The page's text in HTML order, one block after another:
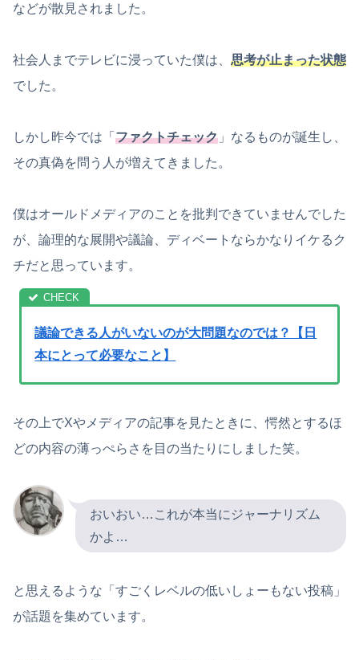
などが散見されました。
社会人までテレビに浸っていた僕は、 思考が止まった状態
でした。
しかし昨今では「 ファクトチェック 」なるものが誕生し、
その真偽を問う人が増えてきました。
僕はオールドメディアのことを批判できていませんでした
が、論理的な展開や議論、ディベートならかなりイケるク
チだと思っています。
議論できる人がいないのが大問題なのでは？【日
本にとって必要なこと】
その上でXやメディアの記事を見たときに、愕然とするほ
どの内容の薄っぺらさを目の当たりにしました笑。
おいおい…これが本当にジャーナリズム
かよ…
と思えるような「すごくレベルの低いしょーもない投稿」
が話題を集めています。